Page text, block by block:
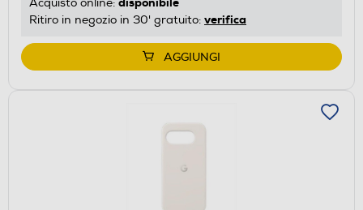
Ritiro in negozio in 30' gratuito: verifica
AGGIUNGI